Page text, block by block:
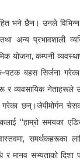
भने छैन। उनले
अन्य प्रभावशाली
योजना, कम्पनी
बहस सिर्जना
र व्यवसायिक
छन्।जेपीमोर्गन
“हाम्रो समयका
समर्थकहरूका
र मानव सभ्यताको दिशा